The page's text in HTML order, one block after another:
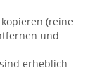
(reine
und
erheblich